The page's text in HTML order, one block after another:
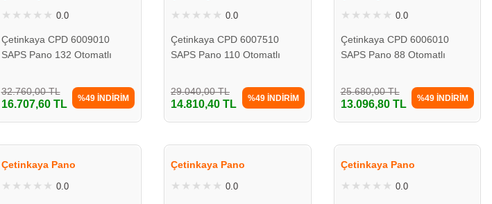
0.0
Çetinkaya CPD 6009010
SAPS Pano 132 Otomatlı
32.760,00 TL
16.707,60 TL
%49 İNDİRİM
0.0
Çetinkaya CPD 6007510
SAPS Pano 110 Otomatlı
29.040,00 TL
14.810,40 TL
%49 İNDİRİM
0.0
Çetinkaya CPD 6006010
SAPS Pano 88 Otomatlı
25.680,00 TL
13.096,80 TL
%49 İNDİRİM
Çetinkaya Pano
0.0
Çetinkaya Pano
0.0
Çetinkaya Pano
0.0